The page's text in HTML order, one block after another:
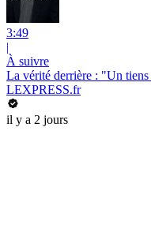
3:49
|
À suivre
La vérité derrière : "Un
LEXPRESS.fr
il y a 2 jours